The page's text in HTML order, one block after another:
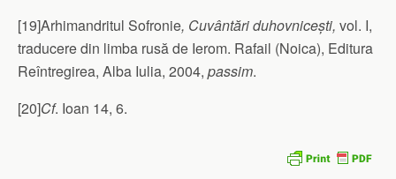
[19]Arhimandritul Sofronie, Cuvântări duhovnicești, vol. I,
traducere din limba rusă de Ierom. Rafail (Noica), Editura
Reîntregirea, Alba Iulia, 2004, passim.
[20]Cf. Ioan 14, 6.